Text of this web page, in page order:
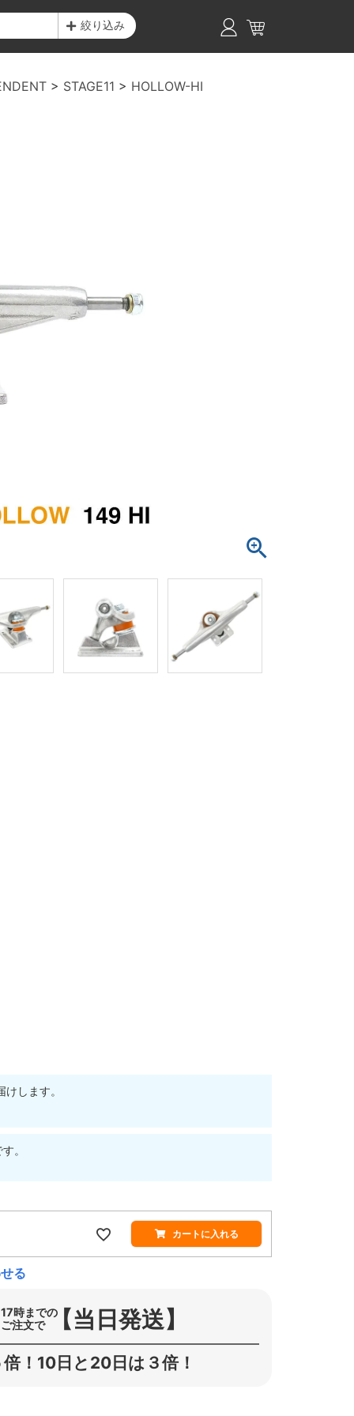
絞り込み
STAGE11 HOLLOW-HI
けします。
。
カートに入れる
る
17時までの
ご注文で 【当日発送】
！10日と20日は３倍！